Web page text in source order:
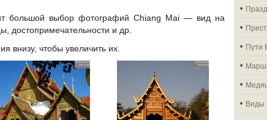
большой выбор фотографий Chiang Mai — вид на
достопримечательности и др.
внизу, чтобы увеличить их.
Пути
Виды